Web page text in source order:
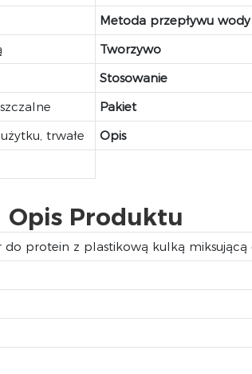
Metoda przepływu wody
Tworzywo
Stosowanie
Pakiet
trwałe Opis
Opis Produktu
do protein z plastikową kulką